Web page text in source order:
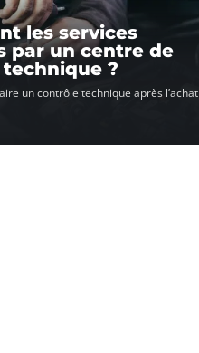
les services
par un centre de
?
un contrôle technique après l’achat